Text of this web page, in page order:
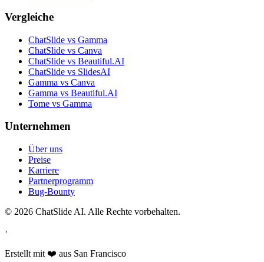
Vergleiche
ChatSlide vs Gamma
ChatSlide vs Canva
ChatSlide vs Beautiful.AI
ChatSlide vs SlidesAI
Gamma vs Canva
Gamma vs Beautiful.AI
Tome vs Gamma
Unternehmen
Über uns
Preise
Karriere
Partnerprogramm
Bug-Bounty
© 2026 ChatSlide AI. Alle Rechte vorbehalten.
·
Erstellt mit ❤️ aus San Francisco